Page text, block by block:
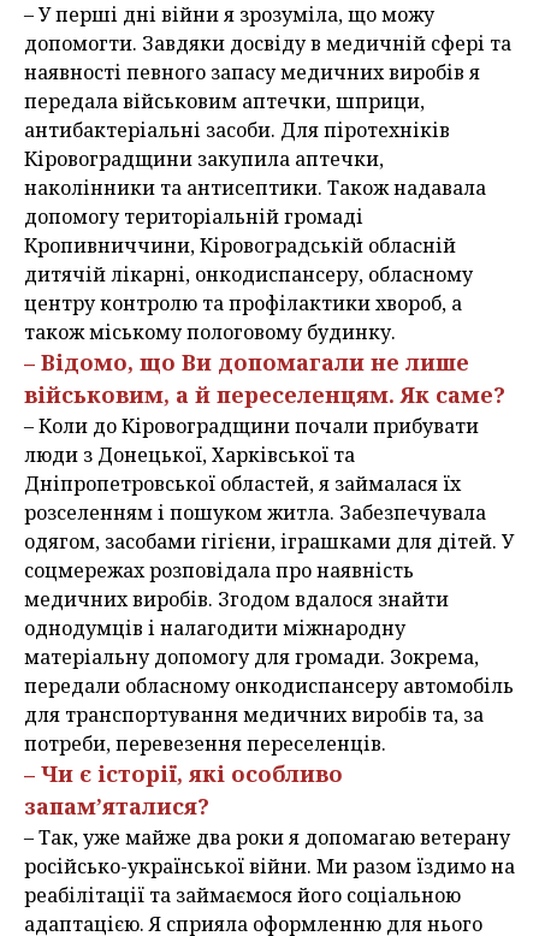
– У перші дні війни я зрозуміла, що можу
допомогти. Завдяки досвіду в медичній сфері та
наявності певного запасу медичних виробів я
передала військовим аптечки, шприци,
антибактеріальні засоби. Для піротехніків
Кіровоградщини закупила аптечки,
наколінники та антисептики. Також надавала
допомогу територіальній громаді
Кропивниччини, Кіровоградській обласній
дитячій лікарні, онкодиспансеру, обласному
центру контролю та профілактики хвороб, а
також міському пологовому будинку.
– Відомо, що Ви допомагали не лише
військовим, а й переселенцям. Як саме?
– Коли до Кіровоградщини почали прибувати
люди з Донецької, Харківської та
Дніпропетровської областей, я займалася їх
розселенням і пошуком житла. Забезпечувала
одягом, засобами гігієни, іграшками для дітей. У
соцмережах розповідала про наявність
медичних виробів. Згодом вдалося знайти
однодумців і налагодити міжнародну
матеріальну допомогу для громади. Зокрема,
передали обласному онкодиспансеру автомобіль
для транспортування медичних виробів та, за
потреби, перевезення переселенців.
– Чи є історії, які особливо
запам’яталися?
– Так, уже майже два роки я допомагаю ветерану
російсько-української війни. Ми разом їздимо на
реабілітації та займаємося його соціальною
адаптацією. Я сприяла оформленню для нього